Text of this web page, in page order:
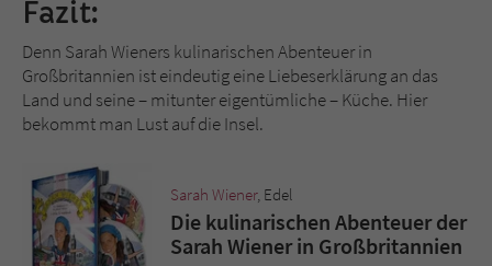
Fazit:
Denn Sarah Wieners kulinarischen Abenteuer in
Großbritannien ist eindeutig eine Liebeserklärung an das
Land und seine – mitunter eigentümliche – Küche. Hier
bekommt man Lust auf die Insel.
Sarah Wiener, Edel
Die kulinarischen Abenteuer der
Sarah Wiener in Großbritannien